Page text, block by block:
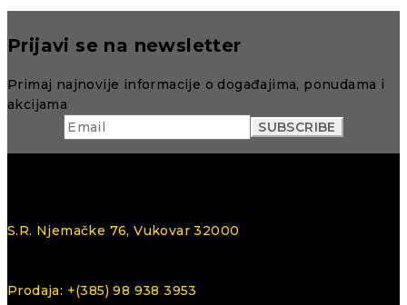
Prijavi se na newsletter
Primaj najnovije informacije o događajima, ponudama i
akcijama
S.R. Njemačke 76, Vukovar 32000
Prodaja: +(385) 98 938 3953